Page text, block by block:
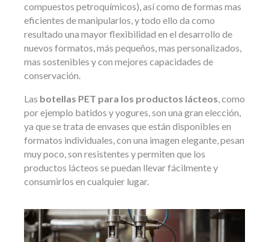
compuestos petroquímicos), así como de formas mas
eficientes de manipularlos, y todo ello da como
resultado una mayor flexibilidad en el desarrollo de
nuevos formatos, más pequeños, mas personalizados,
mas sostenibles y con mejores capacidades de
conservación.
Las botellas PET para los productos lácteos, como
por ejemplo batidos y yogures, son una gran elección,
ya que se trata de envases que están disponibles en
formatos individuales, con una imagen elegante, pesan
muy poco, son resistentes y permiten que los
productos lácteos se puedan llevar fácilmente y
consumirlos en cualquier lugar.